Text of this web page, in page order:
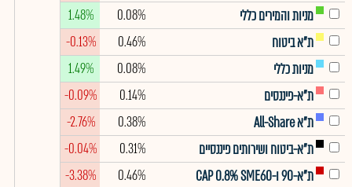
מניות והמירים כללי
0.08%
1.48%
ת"א ביטוח
0.46%
-0.13%
מניות כללי
0.08%
1.49%
ת"א-פיננסים
0.14%
-0.09%
ת"א All-Share
0.38%
-2.76%
ת"א-ביטוח ושירותים פיננסיים
0.31%
-0.04%
ת"א-90 ו-CAP 0.8% SME60
0.46%
-3.38%